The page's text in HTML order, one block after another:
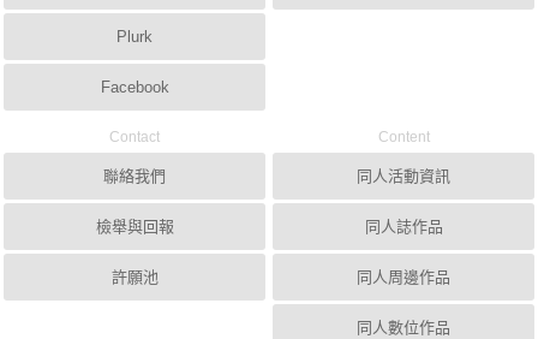
Plurk
Facebook
Contact
聯絡我們
檢舉與回報
許願池
Content
同人活動資訊
同人誌作品
同人周邊作品
同人數位作品